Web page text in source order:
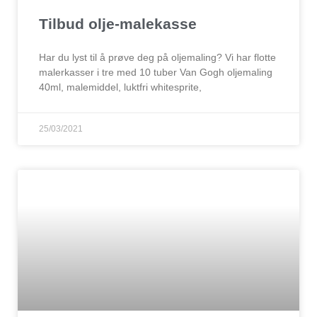
Tilbud olje-malekasse
Har du lyst til å prøve deg på oljemaling? Vi har flotte
malerkasser i tre med 10 tuber Van Gogh oljemaling
40ml, malemiddel, luktfri whitesprite,
25/03/2021